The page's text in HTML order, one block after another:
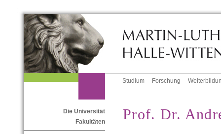
Studium Forschung
Die Universität
Fakultäten
Prof. Dr.